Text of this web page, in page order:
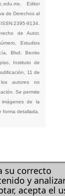
su correcto
y
acepta el
. Editor
de Derechos al
9134.
de Autor.
Estudios
Blvd. Benito
Instituto de
11 de
autores no
Se permite
de la
detallada.